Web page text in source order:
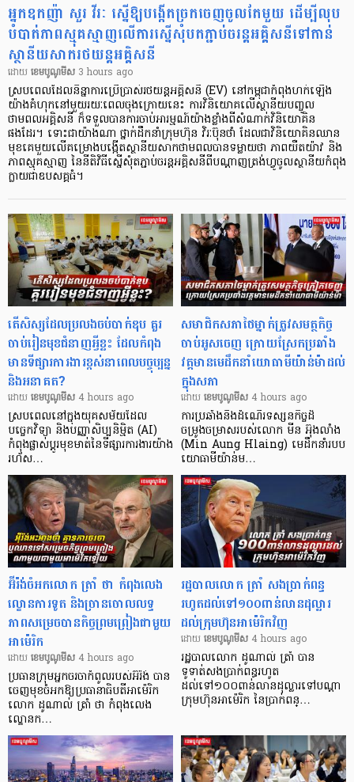
អ្នកឧកញ៉ា សួរ វីរៈ ស្នើឱ្យបង្កើតច្រកចេញចូលតែមួយ ដើម្បីលុប
បំបាត់ភាពស្មុគស្មាញលើការស្នើសុំបតភ្ជាប់ចរន្តអគ្គិសនីទៅកាន់
ស្ថានីយសាករថយន្តអគ្គិសនី
ដោយ​ ​ ខេមបូណូមីស 3 hours ago
ស្របពេលដែលនិន្នាការប្រើប្រាស់រថយន្តអគ្គិសនី (EV) នៅកម្ពុជាកំពុងហក់ឡើង
យ៉ាងគំហុកនៅមួយរយៈពេលចុងក្រោយនេះ ការវិនិយោគលើស្ថានីយបញ្ចូល
ថាមពលអគ្គិសនី ក៏ទទួលបានការចាប់អារម្មណ៍យ៉ាងខ្លាំងពីសំណាក់វិនិយោគិន
ផងដែរ។ ទោះជាយ៉ាងណា ថ្នាក់ដឹកនាំក្រុមហ៊ុន វិរៈប៊ុនថាំ ដែលជាវិនិយោគិនឈាន
មុខគេមួយលើគម្រោងបង្កើតស្ថានីយសាកថាមពលបានទម្លាយថា ភាពយឺតយ៉ាវ និង
ភាពស្មុគស្មាញ នៃនីតិវិធីស្នើសុំតភ្ជាប់ចរន្តអគ្គិសនីពីបណ្តាញត្រង់ហ្វូចូលស្ថានីយកំពុង
ក្លាយជាឧបសគ្គធំ។
តើសិស្សដែលប្រលងចប់បាក់ឌុប គួរ
ចាប់រៀនមុខជំនាញអ្វីខ្លះ ដែលកំពុង
មានទីផ្សារការងារខ្ពស់នាពេលបច្ចុប្បន្ន
និងអនាគត?
ដោយ​ ​ ខេមបូណូមីស 4 hours ago
ស្របពេលនៅក្នុងយុគសម័យដែល
បច្ចេកវិទ្យា និងបញ្ញាសិប្បនិម្មិត (AI)
កំពុងផ្លាស់ប្តូរមុខមាត់នៃទីផ្សារការងារយ៉ាង
រហ័ស…
សមាជិកសភាថៃម្នាក់ត្រូវសមត្ថកិច្ច
ចាប់អូសចេញ ក្រោយស្រែកប្រឆាំង
វត្តមានមេដឹកនាំយោធាមីយ៉ាន់ម៉ាដល់
ក្នុងសភា
ដោយ​ ​ ខេមបូណូមីស 4 hours ago
ការប្រឆាំងនឹងដំណើរទស្សនកិច្ចដ៏
ចម្រូងចម្រាសរបស់លោក មីន អ៊ុងលាំង
(Min Aung Hlaing) មេដឹកនាំរបប
យោធាមីយ៉ាន់ម…
អ៊ីរ៉ង់ចំអកលោក ត្រាំ ថា កំពុងលេង
ល្ខោនការទូត និងច្រានចោលលទ្ធ
ភាពសម្រេចបានកិច្ចព្រមព្រៀងជាមួយ
អាម៉េរិក
ដោយ​ ​ ខេមបូណូមីស 4 hours ago
ប្រធានក្រុមអ្នកចរចាកំពូលរបស់អ៊ីរ៉ង់ បាន
ចេញមុខចំអកឱ្យប្រធានាធិបតីអាម៉េរិក
លោក ដូណាល់ ត្រាំ ថា កំពុងលេង
ល្ខោនក…
រដ្ឋបាលលោក ត្រាំ សងប្រាក់ពន្ធ
រហូតដល់ទៅ១០០ពាន់លានដុល្លារ
ដល់ក្រុមហ៊ុនអាម៉េរិកវិញ
ដោយ​ ​ ខេមបូណូមីស 4 hours ago
រដ្ឋបាលលោក ដូណាល់ ត្រាំ បាន​
ទូទាត់សងប្រាក់ពន្ធរហូត
ដល់ទៅ១០០ពាន់លានដុល្លារទៅបណ្ដា
ក្រុមហ៊ុនអាម៉េរិក នៃប្រាក់ពន្…